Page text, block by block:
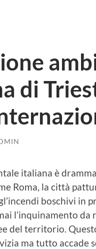
di
italiana è
Roma, la città
boschivi in
l’inquinamento
del territorio.
ma tutto accade